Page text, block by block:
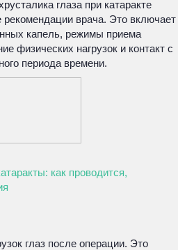
глаза при катаракте
врача. Это включает
капель, режимы приема
физических нагрузок и контакт с
периода времени.
как проводится,
глаз после операции. Это